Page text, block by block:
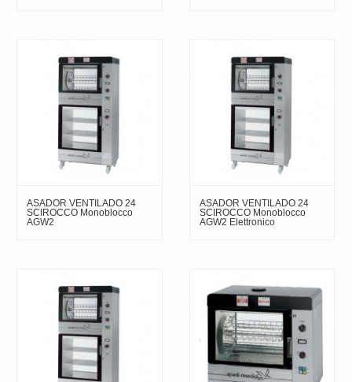
ASADOR VENTILADO 24
SCIROCCO Monoblocco
AGW2
ASADOR VENTILADO 24
SCIROCCO Monoblocco
AGW2 Elettronico